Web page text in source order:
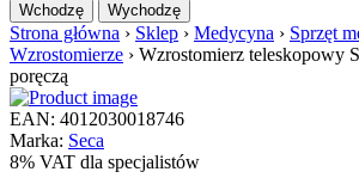
Wchodzę Wychodzę
Strona główna › Sklep › Medycyna › Sprzęt
Wzrostomierze › Wzrostomierz teleskopowy
poręczą
EAN: 4012030018746
Marka: Seca
8% VAT dla specjalistów